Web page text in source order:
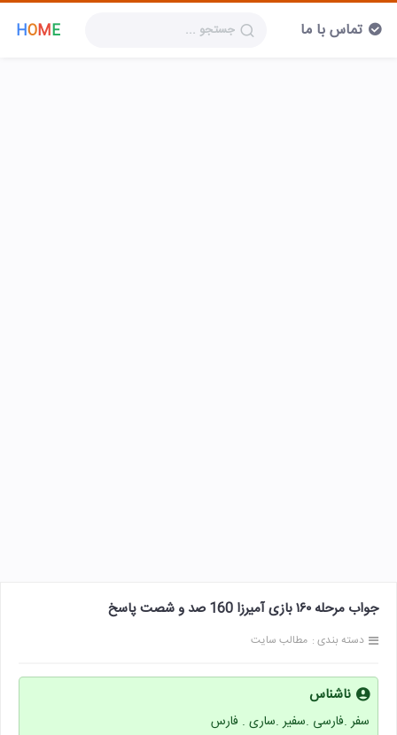
HOME تماس با ما
جواب مرحله ۱۶۰ بازی آمیرزا 160 صد و شصت پاسخ
دسته بندی : مطالب سایت
ناشناس
سفر .فارسی .سفیر .ساری . فارس